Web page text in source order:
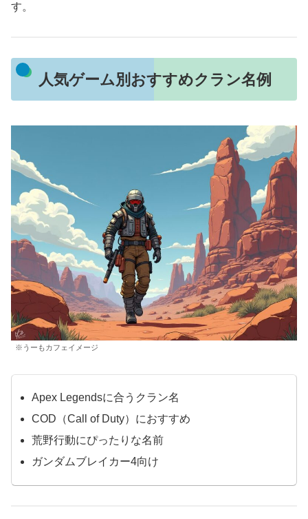
す。
人気ゲーム別おすすめクラン名例
※うーもカフェイメージ
Apex Legendsに合うクラン名
COD（Call of Duty）におすすめ
荒野行動にぴったりな名前
ガンダムブレイカー4向け